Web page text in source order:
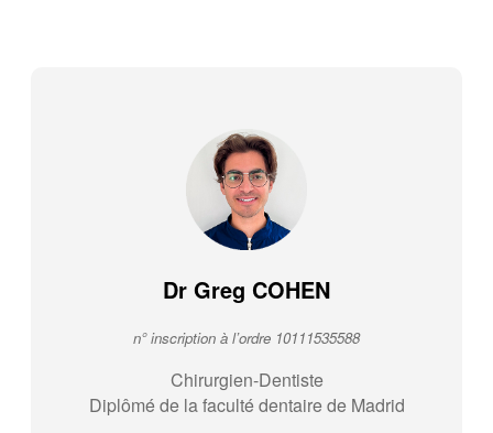
Dr Greg COHEN
n° inscription à l’ordre 10111535588
Chirurgien-Dentiste
Diplômé de la faculté dentaire de Madrid